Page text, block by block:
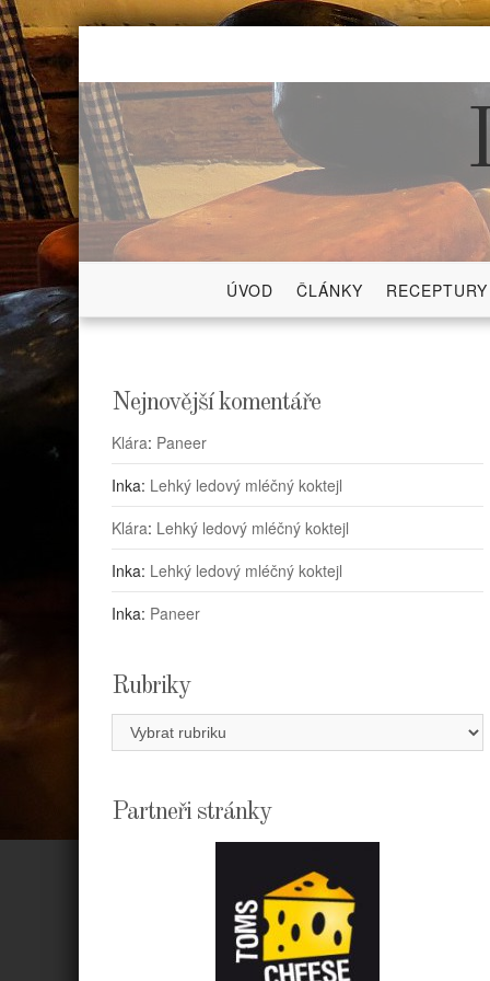
Skip
content
ÚVOD ČLÁNKY RECEPTURY
Nejnovější komentáře
Klára: Paneer
Inka: Lehký ledový mléčný koktejl
Klára: Lehký ledový mléčný koktejl
Inka: Lehký ledový mléčný koktejl
Inka: Paneer
Rubriky
Rubriky
Partneři stránky